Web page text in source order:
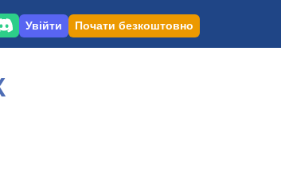
Увійти Почати безкоштовно